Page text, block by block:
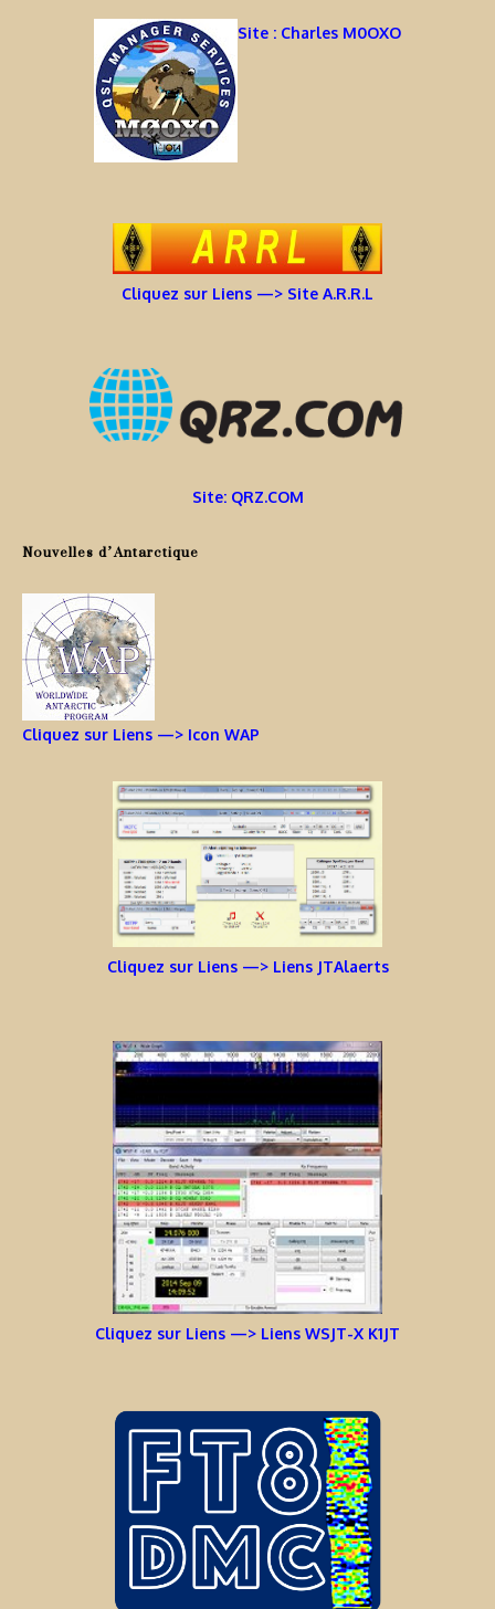
Site : Charles M0OXO
Cliquez sur Liens —> Site A.R.R.L
Site: QRZ.COM
Nouvelles d’Antarctique
Cliquez sur Liens —> Icon WAP
Cliquez sur Liens —> Liens JTAlaerts
Cliquez sur Liens —> Liens WSJT-X K1JT